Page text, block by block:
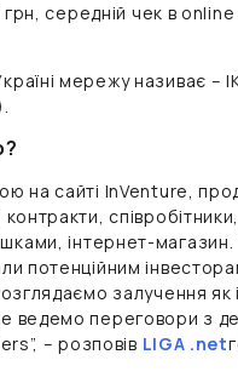
середній чек в
мережу називає –
на сайті InVenture,
інтернет-магазин.
потенційним
залучення як
ведемо переговори з
– розповів LIGA .net